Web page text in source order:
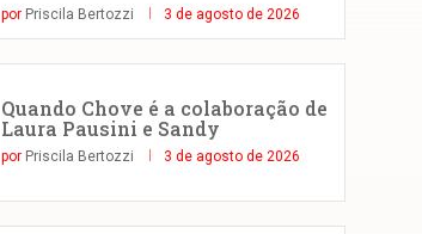
por Priscila Bertozzi 3 de agosto de 2026
Quando Chove é a colaboração de
Laura Pausini e Sandy
por Priscila Bertozzi 3 de agosto de 2026